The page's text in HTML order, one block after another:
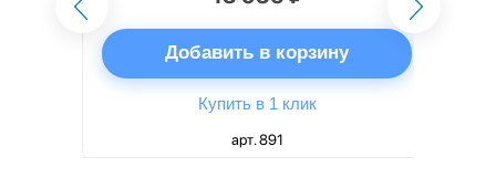
Добавить в корзину
Купить в 1 клик
арт. 891